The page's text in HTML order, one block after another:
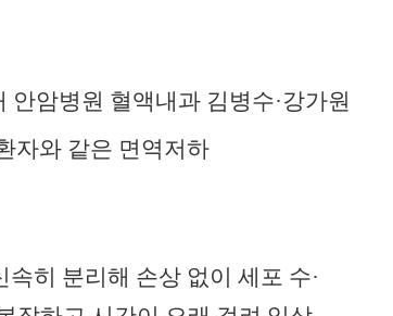
안암병원 혈액내과 김병수·강가원
자와 같은 면역저하
속히 분리해 손상 없이 세포 수·